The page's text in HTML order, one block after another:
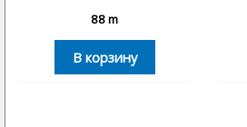
88m
В корзину